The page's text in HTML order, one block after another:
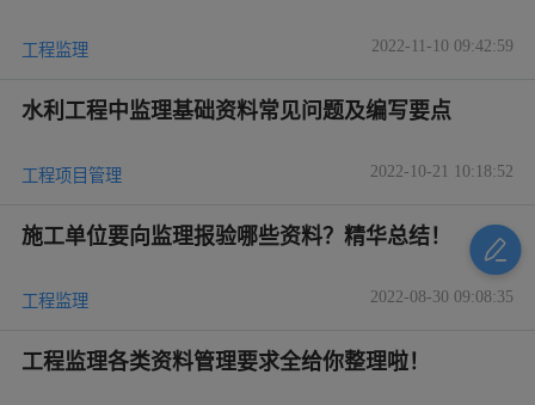
工程监理 2022-11-10 09:42:59
水利工程中监理基础资料常见问题及编写要点
工程项目管理 2022-10-21 10:18:52
施工单位要向监理报验哪些资料？精华总结！
工程监理 2022-08-30 09:08:35
工程监理各类资料管理要求全给你整理啦！